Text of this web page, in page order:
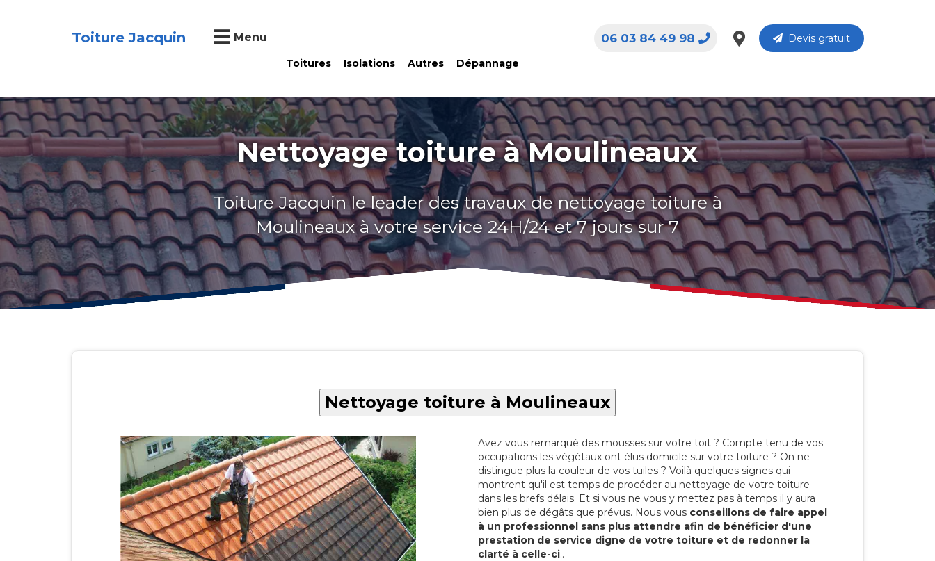
Toiture Jacquin Menu
Toitures Isolations Autres Dépannage
Devis gratuit
06 03 84 49 98
Nettoyage toiture à Moulineaux
Toiture Jacquin le leader des travaux de nettoyage toiture à
Moulineaux à votre service 24H/24 et 7 jours sur 7
Nettoyage toiture à Moulineaux
Avez vous remarqué des mousses sur votre toit ? Compte tenu de vos
occupations les végétaux ont élus domicile sur votre toiture ? On ne
distingue plus la couleur de vos tuiles ? Voilà quelques signes qui
montrent qu'il est temps de procéder au nettoyage de votre toiture
dans les brefs délais. Et si vous ne vous y mettez pas à temps il y aura
bien plus de dégâts que prévus. Nous vous conseillons de faire appel
à un professionnel sans plus attendre afin de bénéficier d'une
prestation de service digne de votre toiture et de redonner la
clarté à celle-ci..